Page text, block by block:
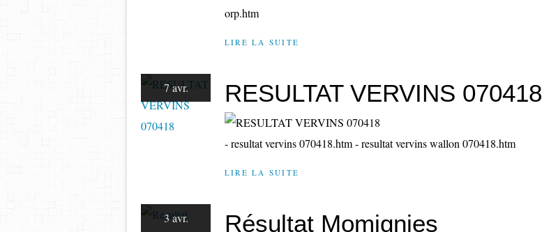
orp.htm
LIRE LA SUITE
7 avr. RESULTAT VERVINS 070418
- resultat vervins 070418.htm - resultat vervins wallon 070418.htm
LIRE LA SUITE
3 avr. Résultat Momignies